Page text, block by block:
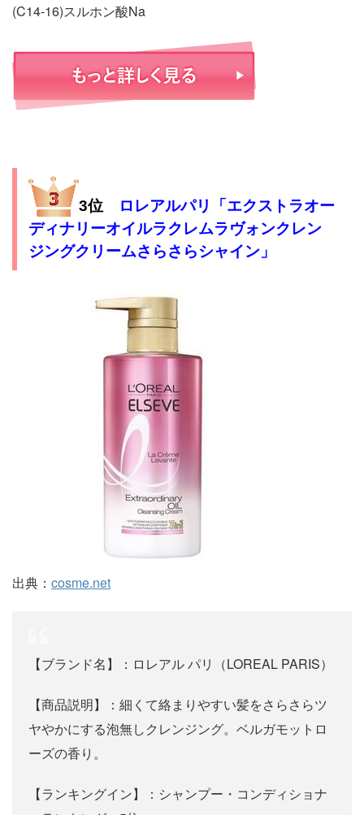
(C14-16)スルホン酸Na
3位
ロレアルパリ「エクストラオー
ディナリーオイルラクレムラヴォンクレン
ジングクリームさらさらシャイン」
出典： cosme.net
【ブランド名】：ロレアル パリ（LOREAL PARIS）
【商品説明】：細くて絡まりやすい髪をさらさらツ
ヤやかにする泡無しクレンジング。ベルガモットロ
ーズの香り。
【ランキングイン】：シャンプー・コンディショナ